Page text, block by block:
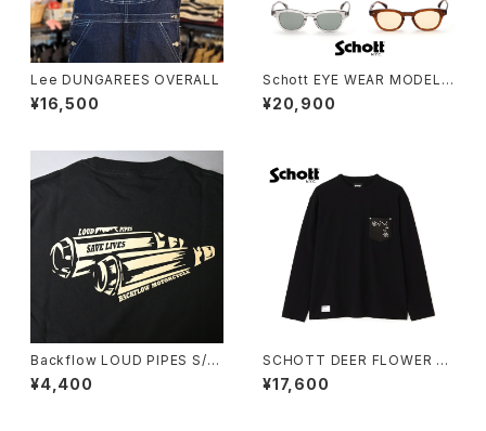
Lee DUNGAREES OVERALL
¥16,500
Schott EYE WEAR MODEL L
IAM
¥20,900
Backflow LOUD PIPES S/S
T-SHIRT
¥4,400
SCHOTT DEER FLOWER S
TUDS LS T-SHIRT
¥17,600